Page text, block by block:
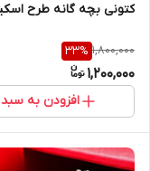
کتونی بچه گانه طرح اسکیچرز S
1,800,000
33%
1,200,000
افزودن به سبد